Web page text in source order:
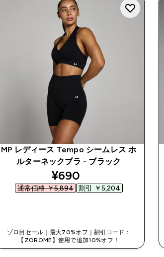
MP レディース Tempo シームレス ホ
ルターネックブラ - ブラック
discounted price
¥690‎
通常価格 ￥5,894‎ 割引 ￥5,204‎
ゾロ目セール｜最大70%オフ｜割引コード：
【ZOROME】使用で追加10%オフ！